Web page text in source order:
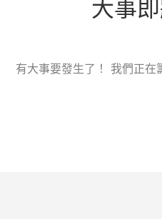
大事
有大事要發生了！ 我們正在